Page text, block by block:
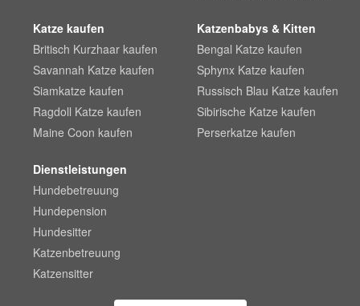
Katze kaufen
Britisch Kurzhaar kaufen
Savannah Katze kaufen
Siamkatze kaufen
Ragdoll Katze kaufen
Maine Coon kaufen
Katzenbabys & Kitten
Bengal Katze kaufen
Sphynx Katze kaufen
Russisch Blau Katze kaufen
Sibirische Katze kaufen
Perserkatze kaufen
Dienstleistungen
Hundebetreuung
Hundepension
Hundesitter
Katzenbetreuung
Katzensitter